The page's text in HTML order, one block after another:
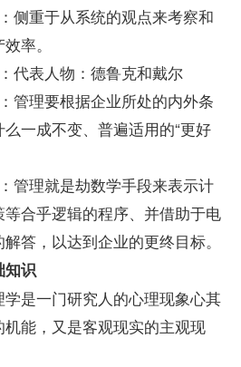
重于从系统的观点来考察和
率。
表人物：德鲁克和戴尔
理要根据企业所处的内外条
一成不变、普遍适用的“更好
理就是劫数学手段来表示计
合乎逻辑的程序、并借助于电
答，以达到企业的更终目标。
识
是一门研究人的心理现象心其
能，又是客观现实的主观现